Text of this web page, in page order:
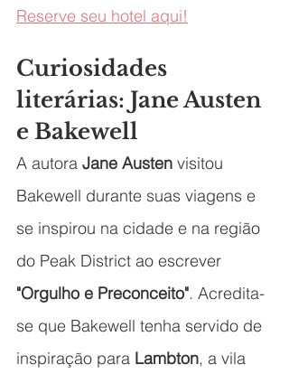
Reserve seu hotel aqui!
Curiosidades
literárias: Jane Austen
e Bakewell
A autora Jane Austen visitou
Bakewell durante suas viagens e
se inspirou na cidade e na região
do Peak District ao escrever
"Orgulho e Preconceito". Acredita-
se que Bakewell tenha servido de
inspiração para Lambton, a vila